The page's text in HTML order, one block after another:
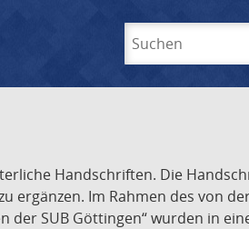
Handschriften. Die
ergänzen. Im Rahmen des von
SUB Göttingen“ wurden in